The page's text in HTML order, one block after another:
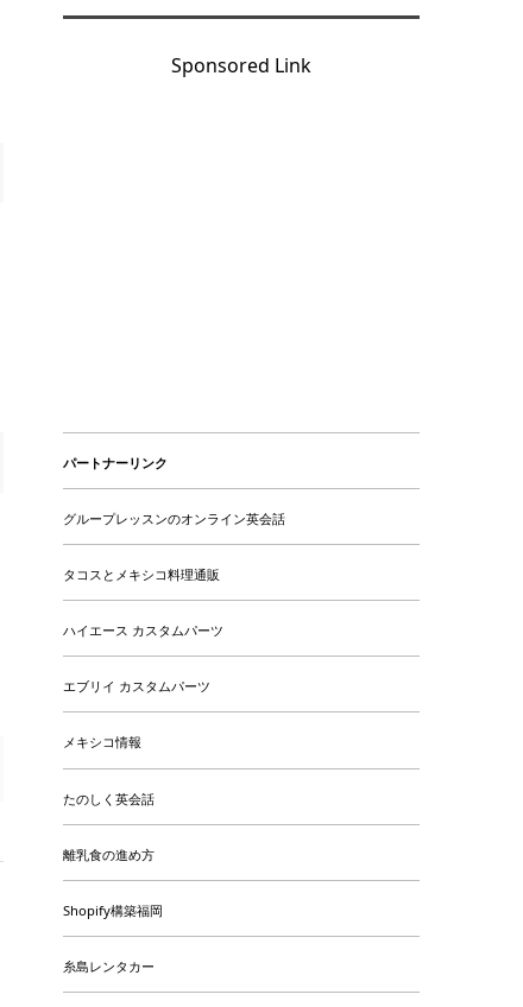
Sponsored Link
パートナーリンク
グループレッスンのオンライン英会話
タコスとメキシコ料理通販
ハイエース カスタムパーツ
エブリイ カスタムパーツ
メキシコ情報
たのしく英会話
離乳食の進め方
Shopify構築福岡
糸島レンタカー